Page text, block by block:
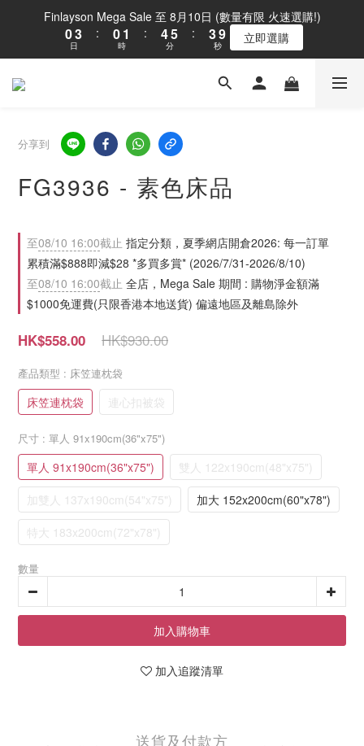
Finlayson Mega Sale 至 8月10日 (數量有限 火速選購!)
1
0
4
3
2
日
:
1
0
2
1
0
時
:
5
4
3
6
5
4
分
:
4
3
2
9
8
6
1
0
秒 立即選購
分享到
FG3936 - 素色床品
至08/10 16:00截止 指定分類，夏季網店開倉2026: 每一訂單
累積滿$888即減$28 *多買多賞* (2026/7/31-2026/8/10)
至08/10 16:00截止 全店，Mega Sale 期間 : 購物淨金額滿
$1000免運費(只限香港本地送貨) 偏遠地區及離島除外
HK$930.00
HK$558.00
產品類型 : 床笠連枕袋
床笠連枕袋 連心扣被袋
尺寸 : 單人 91x190cm(36"x75")
單人 91x190cm(36"x75")
雙人 122x190cm(48"x75")
加雙人 137x190cm(54"x75")
加大 152x200cm(60"x78")
特大 183x200cm(72"x78")
數量
加入購物車
加入追蹤清單
送貨及付款方